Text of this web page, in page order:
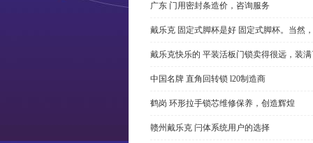
广东 门用密封条造价，咨询服务
戴乐克 固定式脚杯是好 固定式脚杯。当然
戴乐克快乐的 平装活板门锁卖得很远，装
中国名牌 直角回转锁 l20制造商
鹤岗 环形拉手锁芯维修保养，创造辉煌
赣州戴乐克 闩体系统用户的选择